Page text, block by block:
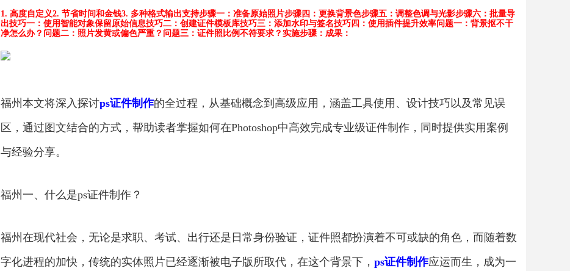
1. 高度自定义2. 节省时间和金钱3. 多种格式输出支持步骤一：准备原始照片步骤四：更换背景色步骤五：调整色调与光影步骤六：批量导
出技巧一：使用智能对象保留原始信息技巧二：创建证件模板库技巧三：添加水印与签名技巧四：使用插件提升效率 问题一：背景抠不干
净怎么办？ 问题二：照片发黄或偏色严重？ 问题三：证件照比例不符要求？ 实施步骤： 成果：
福州本文将深入探讨ps证件制作的全过程，从基础概念到高级应用，涵盖工具使用、设计技巧以及常见误
区，通过图文结合的方式，帮助读者掌握如何在Photoshop中高效完成专业级证件制作，同时提供实用案例
与经验分享。
福州一、什么是ps证件制作？
福州在现代社会，无论是求职、考试、出行还是日常身份验证，证件照都扮演着不可或缺的角色，而随着数
字化进程的加快，传统的实体照片已经逐渐被电子版所取代，在这个背景下， ps证件制作应运而生，成为一